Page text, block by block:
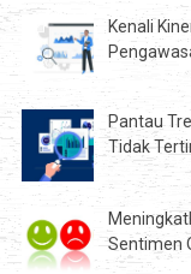
Kenali
Pantau
Tidak
Sentimen